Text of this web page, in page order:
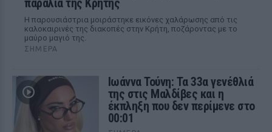
παραλία της Κρήτης
Η παρουσιάστρια μοιράστηκε εικόνες χαλάρωσης από τις
καλοκαιρινές της διακοπές στην Κρήτη, ποζάροντας με το
μαύρο μαγιό της.
ΣΉΜΕΡΑ
Ιωάννα Τούνη: Τα 33α γενέθλιά
της στις Μαλδίβες και η
έκπληξη που δεν περίμενε στο
00:01